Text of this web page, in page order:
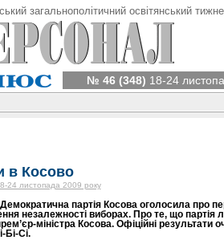
загальнополітичний освітянський
№ 46 (348) 18-24
в Косово
24 листопада 2009 року
партія Косова оголосила про
незалежності виборах. Про те, що партія
міністра Косова. Офіційні результати
Бі-Сі.